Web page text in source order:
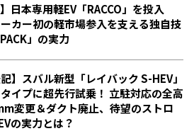
】日本専用軽EV「RACCO」を投入
カー初の軽市場参入を支える独自技
」の実力
記】スバル新型「レイバック S-HEV」
イプに超先行試乗！ 立駐対応の全高
変更＆ダクト廃止、待望のストロ
の実力とは？